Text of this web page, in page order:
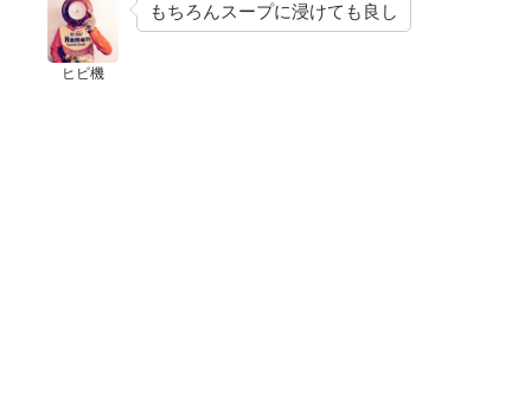
ヒビ機
もちろんスープに浸けても良し